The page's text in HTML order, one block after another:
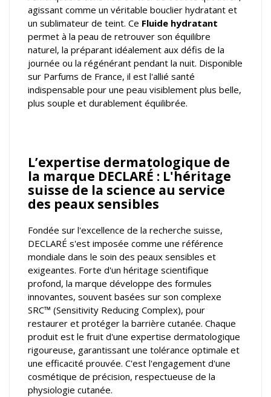
agissant comme un véritable bouclier hydratant et
un sublimateur de teint. Ce Fluide hydratant
permet à la peau de retrouver son équilibre
naturel, la préparant idéalement aux défis de la
journée ou la régénérant pendant la nuit. Disponible
sur Parfums de France, il est l'allié santé
indispensable pour une peau visiblement plus belle,
plus souple et durablement équilibrée.
L’expertise dermatologique de
la marque DECLARÉ : L'héritage
suisse de la science au service
des peaux sensibles
Fondée sur l'excellence de la recherche suisse,
DECLARÉ s'est imposée comme une référence
mondiale dans le soin des peaux sensibles et
exigeantes. Forte d'un héritage scientifique
profond, la marque développe des formules
innovantes, souvent basées sur son complexe
SRC™ (Sensitivity Reducing Complex), pour
restaurer et protéger la barrière cutanée. Chaque
produit est le fruit d'une expertise dermatologique
rigoureuse, garantissant une tolérance optimale et
une efficacité prouvée. C'est l'engagement d'une
cosmétique de précision, respectueuse de la
physiologie cutanée.